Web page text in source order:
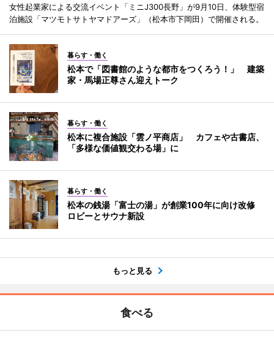
女性起業家による交流イベント「ミニJ300長野」が9月10日、体験型宿
泊施設「マツモトサトヤマドアーズ」（松本市下岡田）で開催される。
暮らす・働く
松本で「図書館のような都市をつくろう！」 建築
家・馬場正尊さん迎えトーク
暮らす・働く
松本に複合施設「雲ノ平商店」 カフェや古書店、
「多様な価値観交わる場」に
暮らす・働く
松本の銭湯「富士の湯」が創業100年に向け改修
ロビーとサウナ新設
もっと見る
食べる